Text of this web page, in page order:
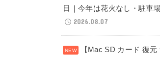
日｜今年は花火なし・駐車
2026.08.07
【Mac SD カード 復